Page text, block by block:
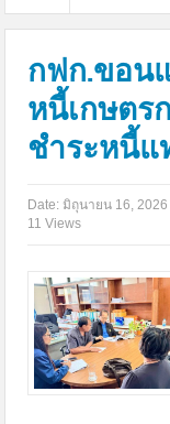
กฟก.ขอน
หนี้เกษตร
ชำระหนี้
Date: มิถุนายน 16, 2026
11 Views